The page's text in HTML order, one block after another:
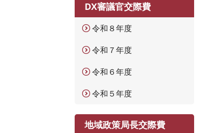
DX審議官交際費
令和８年度
令和７年度
令和６年度
令和５年度
地域政策局長交際費